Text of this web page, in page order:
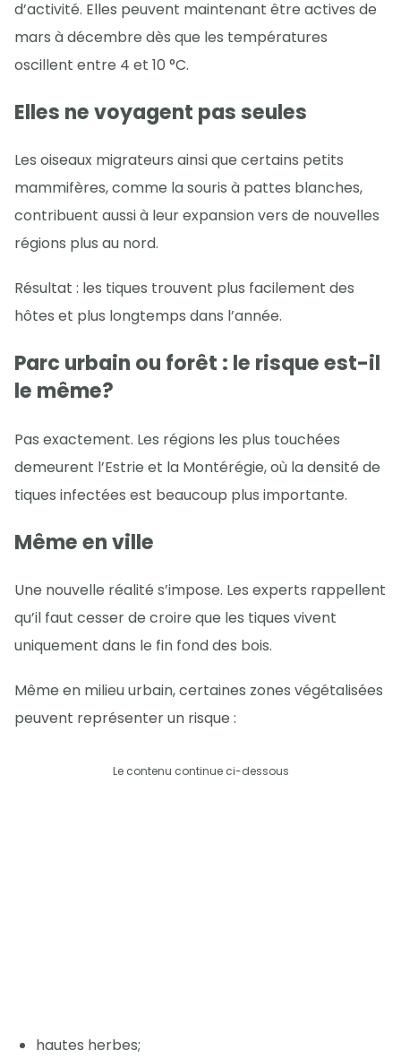
d’activité. Elles peuvent maintenant être actives de
mars à décembre dès que les températures
oscillent entre 4 et 10 °C.
Elles ne voyagent pas seules
Les oiseaux migrateurs ainsi que certains petits
mammifères, comme la souris à pattes blanches,
contribuent aussi à leur expansion vers de nouvelles
régions plus au nord.
Résultat : les tiques trouvent plus facilement des
hôtes et plus longtemps dans l’année.
Parc urbain ou forêt : le risque est-il
le même?
Pas exactement. Les régions les plus touchées
demeurent l’Estrie et la Montérégie, où la densité de
tiques infectées est beaucoup plus importante.
Même en ville
Une nouvelle réalité s’impose. Les experts rappellent
qu’il faut cesser de croire que les tiques vivent
uniquement dans le fin fond des bois.
Même en milieu urbain, certaines zones végétalisées
peuvent représenter un risque :
Le contenu continue ci-dessous
hautes herbes;